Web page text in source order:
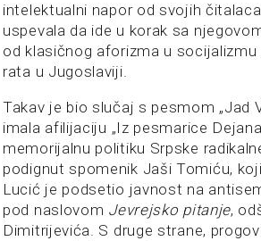
intelektualni napor od svojih
uspevala da ide u korak sa
od klasičnog aforizma u
rata u Jugoslaviji.
Takav je bio slučaj s pesmom „Jad
imala afilijaciju „Iz pesmarice
memorijalnu politiku Srpske
podignut spomenik Jaši Tomiću,
Lucić je podsetio javnost na
pod naslovom Jevrejsko pitanje,
Dimitrijevića. S druge strane,